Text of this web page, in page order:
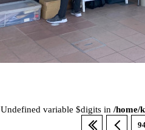
variable $digits in /home/